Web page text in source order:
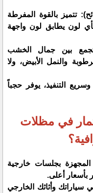
تتميز بالقوة المفرطة
بأي لون يطابق لون واجهة
تجمع بين جمال الخشب
والنمل الأبيض، ولا
التنفيذ، يوفر حجباً
في مظلات
المجهزة بجلسات خارجية
بأسعار أعلى.
سياراتك وأثاثك الخارجي